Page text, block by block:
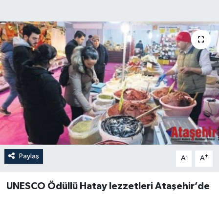
Paylaş A- A+
UNESCO Ödüllü Hatay lezzetleri Ataşehir’de